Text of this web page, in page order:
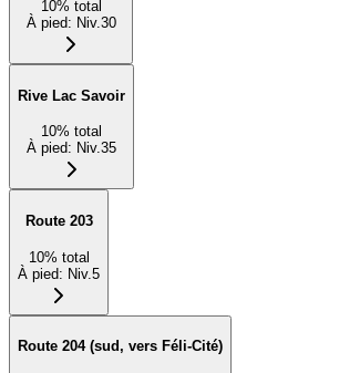
10% total
À pied: Niv.30
Rive Lac Savoir
10% total
À pied: Niv.35
Route 203
10% total
À pied: Niv.5
Route 204 (sud, vers Féli-Cité)